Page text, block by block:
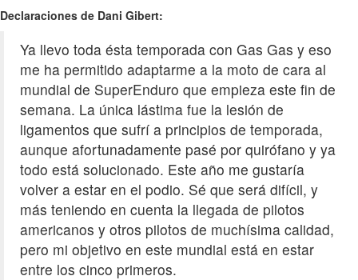
Declaraciones de Dani Gibert:
Ya llevo toda ésta temporada con Gas Gas y eso
me ha permitido adaptarme a la moto de cara al
mundial de SuperEnduro que empieza este fin de
semana. La única lástima fue la lesión de
ligamentos que sufrí a principios de temporada,
aunque afortunadamente pasé por quirófano y ya
todo está solucionado. Este año me gustaría
volver a estar en el podio. Sé que será difícil, y
más teniendo en cuenta la llegada de pilotos
americanos y otros pilotos de muchísima calidad,
pero mi objetivo en este mundial está en estar
entre los cinco primeros.